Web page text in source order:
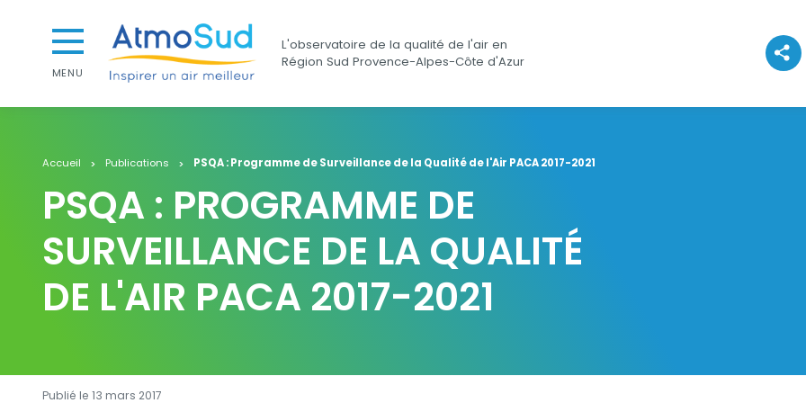
Aller au premier menu de navigation
Aller à la recherche
MENU
AtmoSud
L'observatoire de la qualité de l'air en
Région Sud Provence-Alpes-Côte d'Azur
Voir
Accueil Publications PSQA : Programme de Surveillance de la Qualité de l'Air PACA 2017-2021
PSQA : PROGRAMME DE
SURVEILLANCE DE LA QUALITÉ
DE L'AIR PACA 2017-2021
Publié le 13 mars 2017